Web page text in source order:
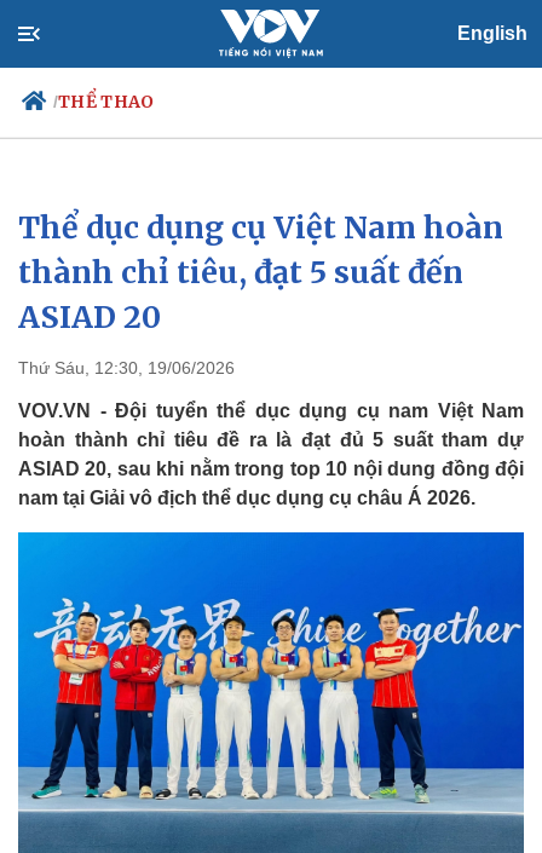
English
/THỂ THAO
Chính trị
Đảng
Tổ chức nhân sự
Quốc hội
Xã hội
Tin 24h
Dự báo thời tiết
Thể dục dụng cụ Việt Nam hoàn
thành chỉ tiêu, đạt 5 suất đến
ASIAD 20
Thứ Sáu, 12:30, 19/06/2026
VOV.VN - Đội tuyển thể dục dụng cụ nam Việt Nam
hoàn thành chỉ tiêu đề ra là đạt đủ 5 suất tham dự
ASIAD 20, sau khi nằm trong top 10 nội dung đồng đội
nam tại Giải vô địch thể dục dụng cụ châu Á 2026.